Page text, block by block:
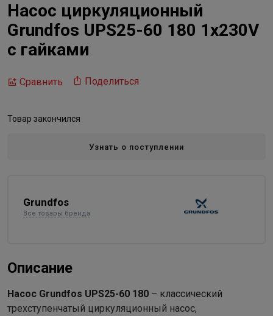
Насос циркуляционный
Grundfos UPS25-60 180 1х230V
с гайками
Сравнить Поделиться
Товар закончился
Узнать о поступлении
Grundfos
Все товары бренда
Описание
Насос Grundfos UPS25-60 180 – классический
трехступенчатый циркуляционный насос,